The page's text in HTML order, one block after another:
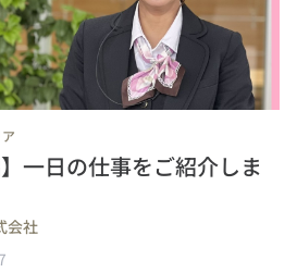
一日の仕事をご紹介しま
会社